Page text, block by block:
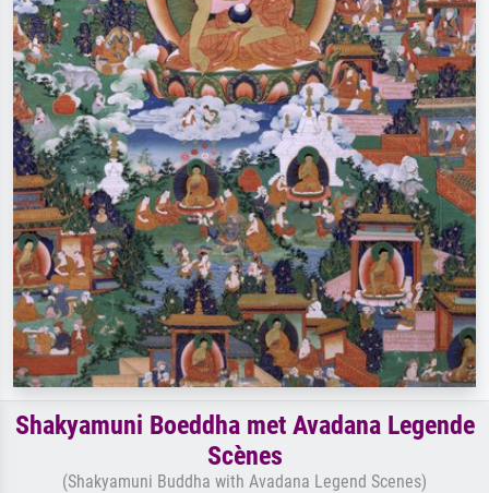
Shakyamuni Boeddha met Avadana Legende
Scènes
(Shakyamuni Buddha with Avadana Legend Scenes)